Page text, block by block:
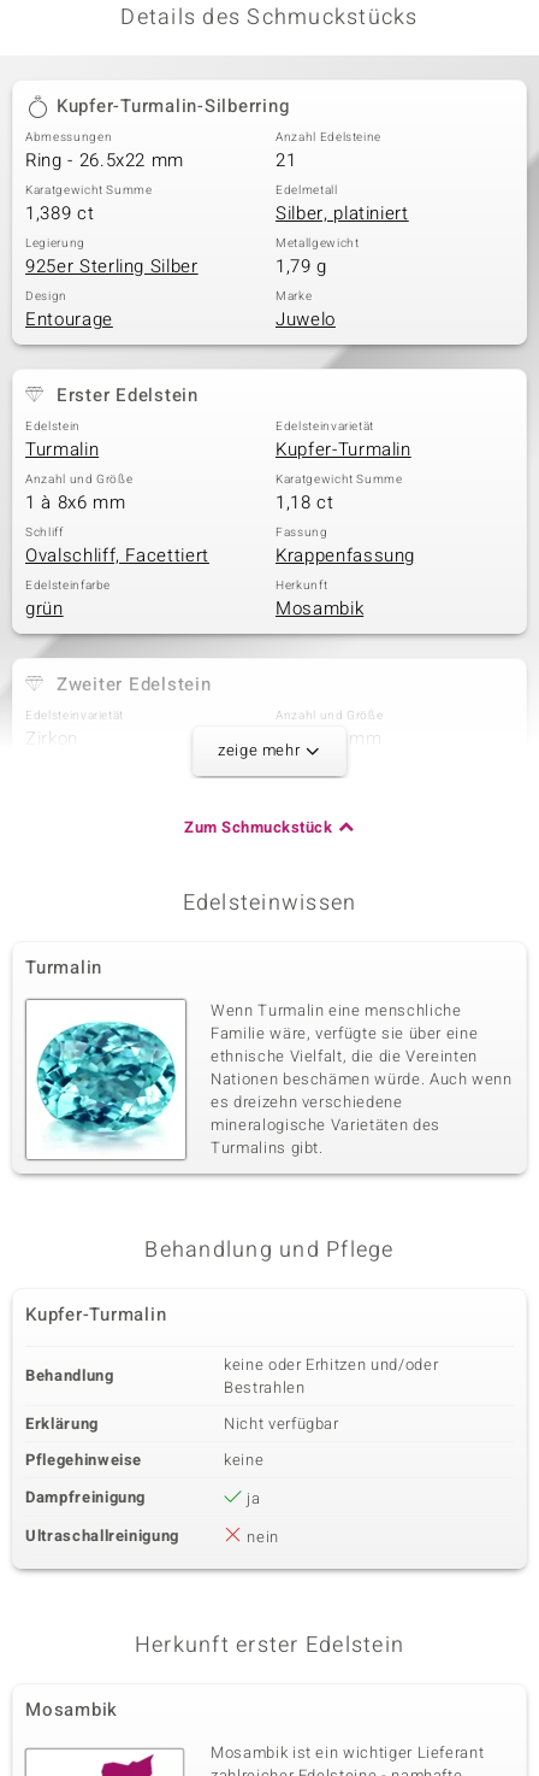
Classics
Details des Schmuckstücks
Kupfer-Turmalin-Silberring
Abmessungen
Ring - 26.5x22 mm
Anzahl Edelsteine
21
Karatgewicht Summe
1,389 ct
Edelmetall
Silber, platiniert
Legierung
925er Sterling Silber
Metallgewicht
1,79 g
Design
Entourage
Marke
Juwelo
Erster Edelstein
Edelstein
Turmalin
Edelsteinvarietät
Kupfer-Turmalin
Anzahl und Größe
1 à 8x6 mm
Karatgewicht Summe
1,18 ct
Schliff
Ovalschliff, Facettiert
Fassung
Krappenfassung
Edelsteinfarbe
grün
Herkunft
Mosambik
Zweiter Edelstein
Edelsteinvarietät
Zirkon
Anzahl und Größe
12 à 1,2 mm
Herkunft
Zirkon
Karatgewicht Summe
0,055 ct
Schliff
Runder Brillantschliff
Fassung
Pavéfassung
Herkunft
Kambodscha
zeige mehr
Zum Schmuckstück
Edelsteinwissen
Turmalin
Wenn Turmalin eine menschliche
Familie wäre, verfügte sie über eine
ethnische Vielfalt, die die Vereinten
Nationen beschämen würde. Auch wenn
es dreizehn verschiedene
mineralogische Varietäten des
Turmalins gibt.
Behandlung und Pflege
Kupfer-Turmalin
Behandlung
keine oder Erhitzen und/oder
Bestrahlen
Erklärung
Nicht verfügbar
Pflegehinweise
keine
Dampfreinigung
ja
Ultraschallreinigung
nein
Herkunft erster Edelstein
Mosambik
Mosambik ist ein wichtiger Lieferant